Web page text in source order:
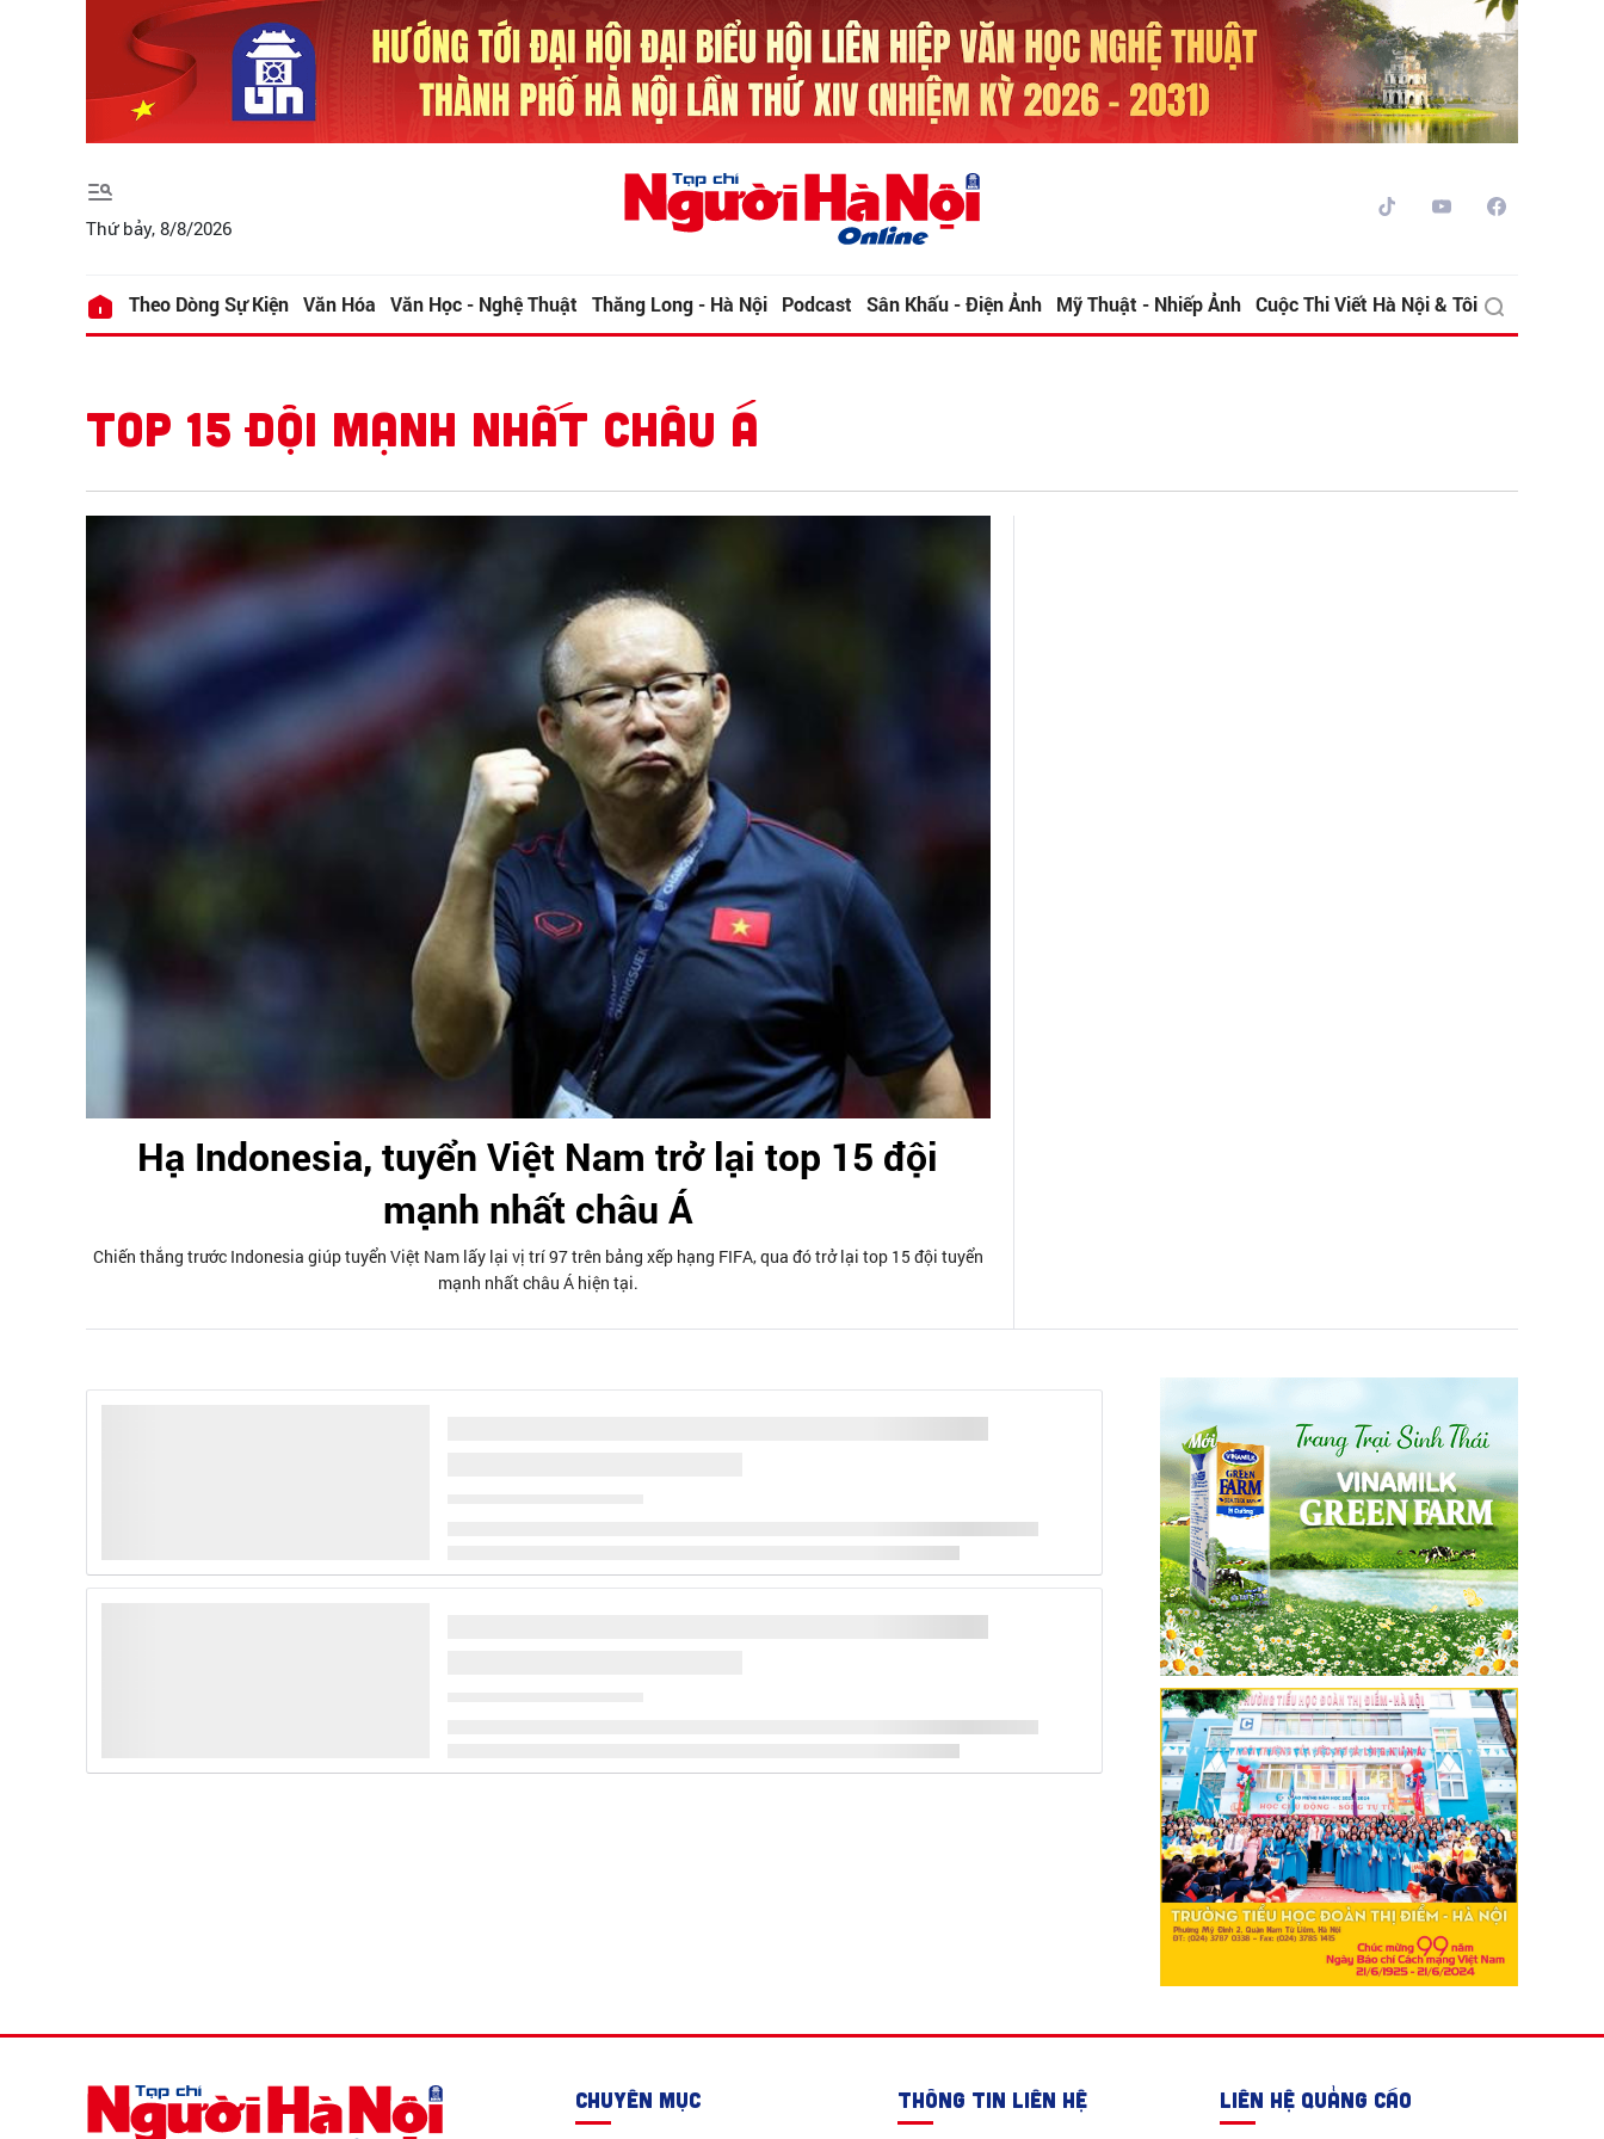
Thứ bảy, 8/8/2026
Theo Dòng Sự Kiện Văn Hóa Văn Học - Nghệ Thuật Thăng Long - Hà Nội Podcast Sân Khấu - Điện Ảnh Mỹ Thuật - Nhiếp Ảnh Cuộc Thi Viết Hà Nội & Tôi
TOP 15 ĐỘI MẠNH NHẤT CHÂU Á
Hạ Indonesia, tuyển Việt Nam trở lại top 15 đội
mạnh nhất châu Á
Chiến thắng trước Indonesia giúp tuyển Việt Nam lấy lại vị trí 97 trên bảng xếp hạng FIFA, qua đó trở lại top 15 đội tuyển
mạnh nhất châu Á hiện tại.
CHUYÊN MỤC THÔNG TIN LIÊN HỆ LIÊN HỆ QUẢNG CÁO